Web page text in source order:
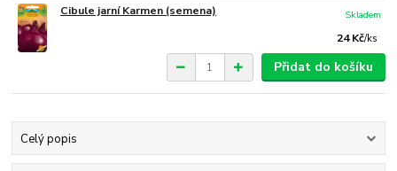
Cibule jarní Karmen (semena)
24 Kč/ks
Skladem
Přidat do košíku
Celý popis